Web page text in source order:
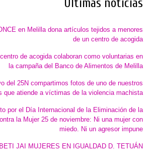
Últimas noticias
en Melilla dona artículos tejidos a menores
de un centro de acogida
de acogida colaboran como voluntarias en
la campaña del Banco de Alimentos de Melilla
del 25N compartimos fotos de uno de nuestros
que atiende a víctimas de la violencia machista
por el Día Internacional de la Eliminación de la
la Mujer 25 de noviembre: Ni una mujer con
miedo. Ni un agresor impune
JAI MUJERES EN IGUALDAD D. TETUÁN